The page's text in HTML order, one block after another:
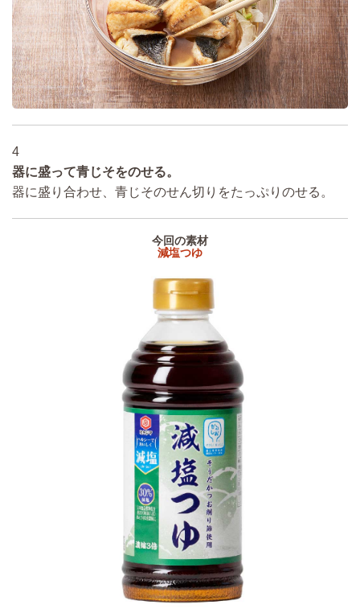
4
器に盛って青じそをのせる。
器に盛り合わせ、青じそのせん切りをたっぷりのせる。
今回の素材
減塩つゆ